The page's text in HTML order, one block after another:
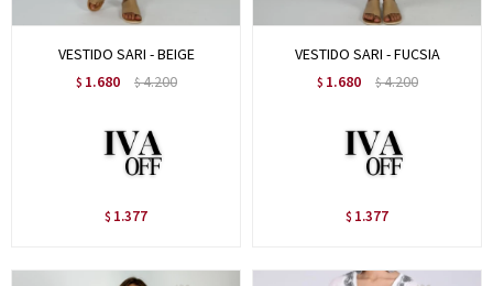
VESTIDO SARI - BEIGE
$ 1.680 $4.200
$ 1.377
VESTIDO SARI - FUCSIA
$ 1.680 $4.200
$ 1.377